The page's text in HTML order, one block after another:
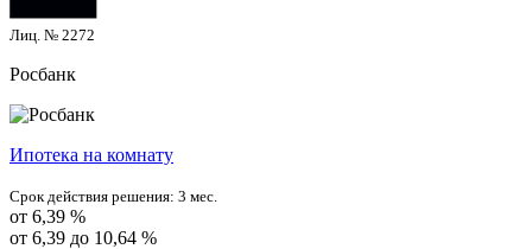
Лиц. № 2272
Росбанк
Ипотека на комнату
Срок действия решения: 3 мес.
от 6,39 %
от 6,39 до 10,64 %